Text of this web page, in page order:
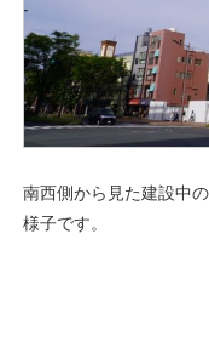
南西側から見た建設中
様子です。